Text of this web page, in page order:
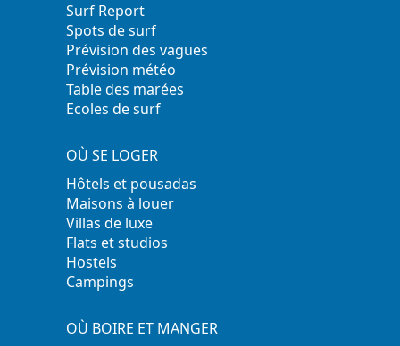
Surf Report
Spots de surf
Prévision des vagues
Prévision météo
Table des marées
Ecoles de surf
OÙ SE LOGER
Hôtels et pousadas
Maisons à louer
Villas de luxe
Flats et studios
Hostels
Campings
OÙ BOIRE ET MANGER